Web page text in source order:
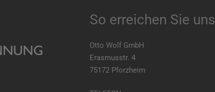
So erreichen Sie uns
Otto Wolf GmbH
Erasmusstr. 4
75172 Pforzheim